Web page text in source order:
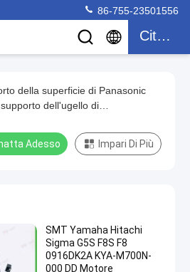
86-755-23501556
Citazione
della superficie di Panasonic
dell'ugello di
NPM
Adesso Impari Di Più
SMT Yamaha Hitachi
Sigma G5S F8S F8
0916DK2A KYA-M700N-
000 DD Motore